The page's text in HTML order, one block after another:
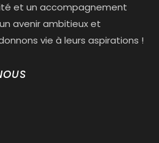
et un accompagnement
avenir ambitieux et
vie à leurs aspirations !